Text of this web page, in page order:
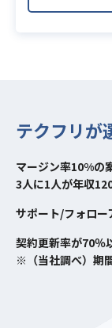
テクフリが
マージン率10%の
3人に1人が年収
サポート/フォロー
契約更新率が70％
※（当社調べ）期